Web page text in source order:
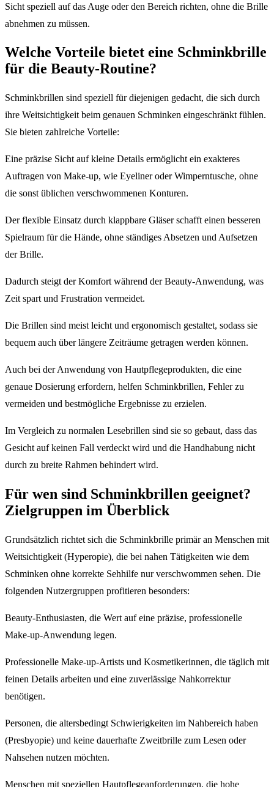
Sicht speziell auf das Auge oder den Bereich richten, ohne die Brille
abnehmen zu müssen.
Welche Vorteile bietet eine Schminkbrille
für die Beauty-Routine?
Schminkbrillen sind speziell für diejenigen gedacht, die sich durch
ihre Weitsichtigkeit beim genauen Schminken eingeschränkt fühlen.
Sie bieten zahlreiche Vorteile:
Eine präzise Sicht auf kleine Details ermöglicht ein exakteres
Auftragen von Make-up, wie Eyeliner oder Wimperntusche, ohne
die sonst üblichen verschwommenen Konturen.
Der flexible Einsatz durch klappbare Gläser schafft einen besseren
Spielraum für die Hände, ohne ständiges Absetzen und Aufsetzen
der Brille.
Dadurch steigt der Komfort während der Beauty-Anwendung, was
Zeit spart und Frustration vermeidet.
Die Brillen sind meist leicht und ergonomisch gestaltet, sodass sie
bequem auch über längere Zeiträume getragen werden können.
Auch bei der Anwendung von Hautpflegeprodukten, die eine
genaue Dosierung erfordern, helfen Schminkbrillen, Fehler zu
vermeiden und bestmögliche Ergebnisse zu erzielen.
Im Vergleich zu normalen Lesebrillen sind sie so gebaut, dass das
Gesicht auf keinen Fall verdeckt wird und die Handhabung nicht
durch zu breite Rahmen behindert wird.
Für wen sind Schminkbrillen geeignet?
Zielgruppen im Überblick
Grundsätzlich richtet sich die Schminkbrille primär an Menschen mit
Weitsichtigkeit (Hyperopie), die bei nahen Tätigkeiten wie dem
Schminken ohne korrekte Sehhilfe nur verschwommen sehen. Die
folgenden Nutzergruppen profitieren besonders:
Beauty-Enthusiasten, die Wert auf eine präzise, professionelle
Make-up-Anwendung legen.
Professionelle Make-up-Artists und Kosmetikerinnen, die täglich mit
feinen Details arbeiten und eine zuverlässige Nahkorrektur
benötigen.
Personen, die altersbedingt Schwierigkeiten im Nahbereich haben
(Presbyopie) und keine dauerhafte Zweitbrille zum Lesen oder
Nahsehen nutzen möchten.
Menschen mit speziellen Hautpflegeanforderungen, die hohe